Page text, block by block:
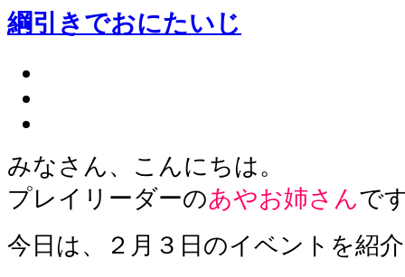
綱引きでおにたいじ
みなさん、こんにちは。
プレイリーダーのあやお姉さんで
今日は、２月３日のイベントを紹